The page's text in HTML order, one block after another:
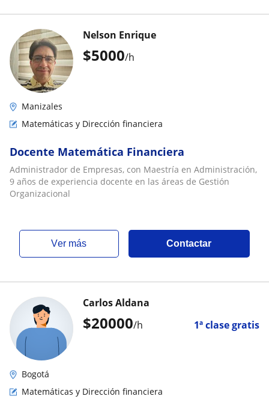
$5000/h
Nelson Enrique
Manizales
Matemáticas y Dirección financiera
Docente Matemática Financiera
Administrador de Empresas, con Maestría en Administración,
9 años de experiencia docente en las áreas de Gestión
Organizacional
ver más Contactar
$20000/h 1ª clase gratis
Carlos Aldana
Bogotá
Matemáticas y Dirección financiera